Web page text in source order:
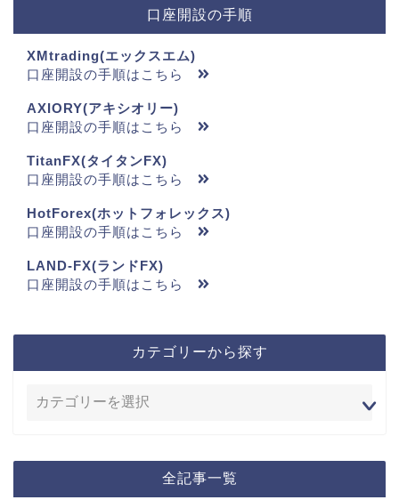
口座開設の手順
XMtrading(エックスエム)
口座開設の手順はこちら
AXIORY(アキシオリー)
口座開設の手順はこちら
TitanFX(タイタンFX)
口座開設の手順はこちら
HotForex(ホットフォレックス)
口座開設の手順はこちら
LAND-FX(ランドFX)
口座開設の手順はこちら
カテゴリーから探す
全記事一覧